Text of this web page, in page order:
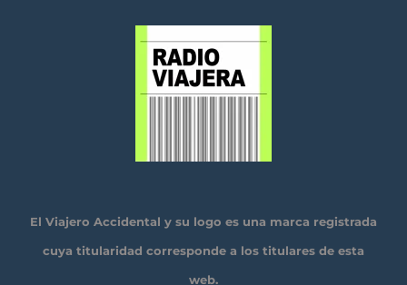
El Viajero Accidental y su logo es una marca registrada
cuya titularidad corresponde a los titulares de esta
web.